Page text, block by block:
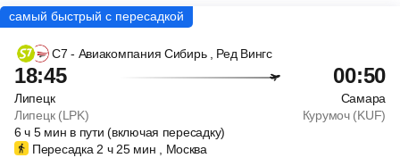
С7 - Авиакомпания Сибирь , Ред Вингс
18:45 00:50
Липецк
Самара
Липецк (LPK)
Курумоч (KUF)
6ч 5 мин в пути (включая пересадку)
Пересадка 2 ч25 мин , Москва